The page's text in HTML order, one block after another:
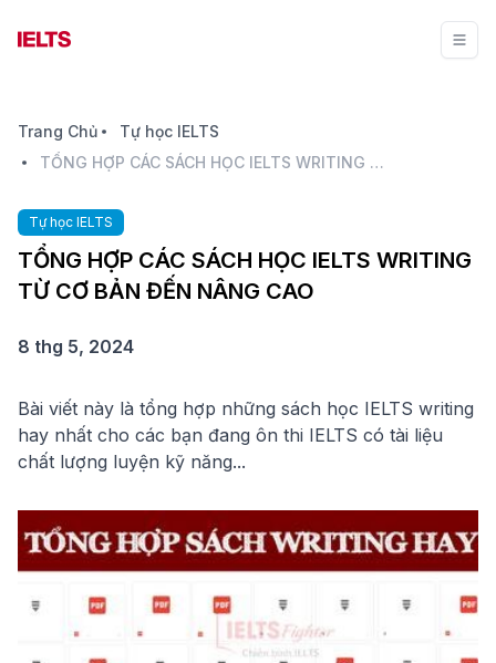
Trang Chủ
Tự học IELTS
TỔNG HỢP CÁC SÁCH HỌC IELTS WRITING TỪ CƠ BẢN ĐẾN NÂNG CAO
Tự học IELTS
TỔNG HỢP CÁC SÁCH HỌC IELTS WRITING
TỪ CƠ BẢN ĐẾN NÂNG CAO
8 thg 5, 2024
Bài viết này là tổng hợp những sách học IELTS writing
hay nhất cho các bạn đang ôn thi IELTS có tài liệu
chất lượng luyện kỹ năng...